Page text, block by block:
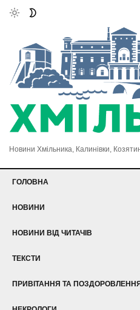
Новини Хмільника, Калинівки,
ГОЛОВНА
НОВИНИ
НОВИНИ ВІД ЧИТАЧІВ
ТЕКСТИ
ПРИВІТАННЯ ТА ПОЗДОРОВЛЕННЯ